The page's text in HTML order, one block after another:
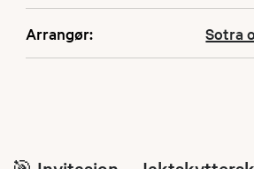
Arrangør: Sotra